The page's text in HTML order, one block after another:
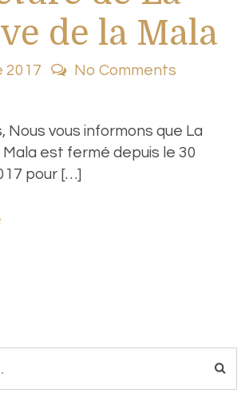
de la Mala
2017 No Comments
Nous vous informons que La
Mala est fermé depuis le 30
pour […]